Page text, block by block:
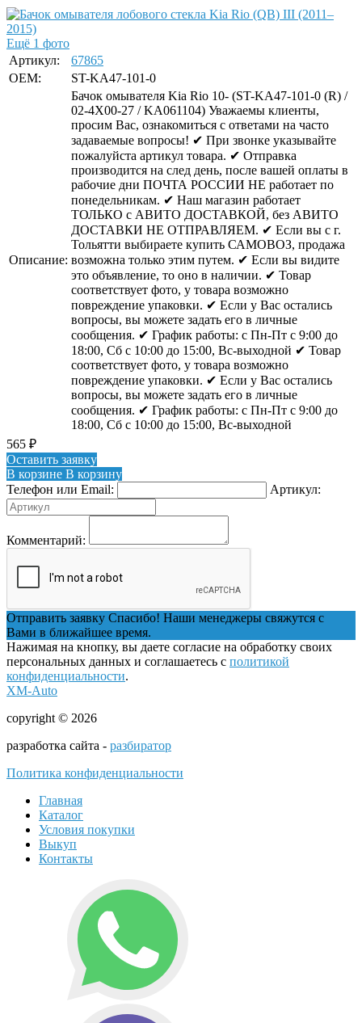
Ещё 1 фото
Артикул:
67865
OEM:
ST-KA47-101-0
Описание:
Бачок омывателя Kia Rio 10- (ST-KA47-101-0 (R) /
02-4X00-27 / KA061104) Уважаемы клиенты,
просим Вас, ознакомиться с ответами на часто
задаваемые вопросы! ✔ При звонке указывайте
пожалуйста артикул товара. ✔ Отправка
производится на след день, после вашей оплаты в
рабочие дни ПОЧТА РОССИИ НЕ работает по
понедельникам. ✔ Наш магазин работает
ТОЛЬКО с АВИТО ДОСТАВКОЙ, без АВИТО
ДОСТАВКИ НЕ ОТПРАВЛЯЕМ. ✔ Если вы с г.
Тольятти выбираете купить САМОВОЗ, продажа
возможна только этим путем. ✔ Если вы видите
это объявление, то оно в наличии. ✔ Товар
соответствует фото, у товара возможно
повреждение упаковки. ✔ Если у Вас остались
вопросы, вы можете задать его в личные
сообщения. ✔ График работы: с Пн-Пт с 9:00 до
18:00, Сб с 10:00 до 15:00, Вс-выходной ✔ Товар
соответствует фото, у товара возможно
повреждение упаковки. ✔ Если у Вас остались
вопросы, вы можете задать его в личные
сообщения. ✔ График работы: с Пн-Пт с 9:00 до
18:00, Сб с 10:00 до 15:00, Вс-выходной
565 ₽
Оставить заявку
В корзине В корзину
Телефон или Email:
Артикул:
Комментарий:
Отправить заявку Спасибо! Наши менеджеры свяжутся с
Вами в ближайшее время.
Нажимая на кнопку, вы даете согласие на обработку своих
персональных данных и соглашаетесь с политикой
конфиденциальности.
XM-Auto
copyright © 2026
разработка сайта - разбиратор
Политика конфиденциальности
Главная
Каталог
Условия покупки
Выкуп
Контакты